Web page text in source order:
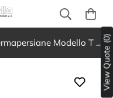
Fermapersiane Modello T Art. 638/T View Quote (0)